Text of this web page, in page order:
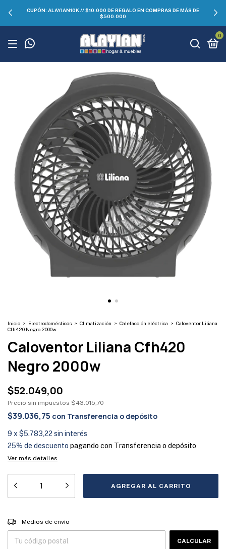
CUPÓN: ALAYIAN10K // $10.000 DE REGALO EN COMPRAS DE MÁS DE
$500.000
0
Inicio > Electrodomésticos > Climatización > Calefacción eléctrica > Caloventor Liliana
Cfh420 Negro 2000w
Caloventor Liliana Cfh420
Negro 2000w
$52.049,00
Precio sin impuestos $43.015,70
$39.036,75 con Transferencia o depósito
9 x $5.783,22 sin interés
25% de descuento pagando con Transferencia o depósito
Ver más detalles
Entregas para el CP:
Medios de envío
CALCULAR